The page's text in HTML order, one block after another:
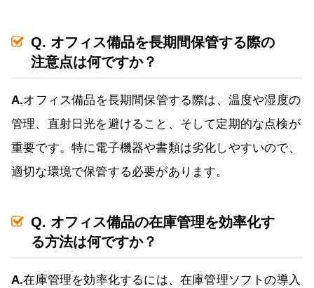
Q. オフィス備品を長期間保管する際の
注意点は何ですか？
A.オフィス備品を長期間保管する際は、温度や湿度の
管理、直射日光を避けること、そして定期的な点検が
重要です。特に電子機器や書類は劣化しやすいので、
適切な環境で保管する必要があります。
Q. オフィス備品の在庫管理を効率化す
る方法は何ですか？
A.在庫管理を効率化するには、在庫管理ソフトの導入